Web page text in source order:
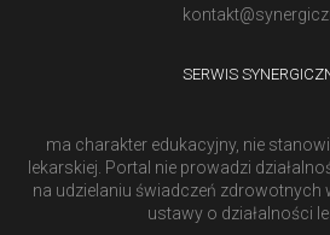
SERWIS
ma charakter edukacyjny, nie
lekarskiej. Portal nie prowadzi
na udzielaniu świadczeń zdrowotnych
ustawy o działalności